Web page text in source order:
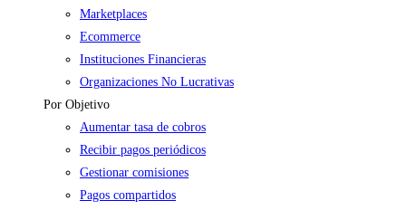
Marketplaces
Ecommerce
Instituciones Financieras
Organizaciones No Lucrativas
Por Objetivo
Aumentar tasa de cobros
Recibir pagos periódicos
Gestionar comisiones
Pagos compartidos